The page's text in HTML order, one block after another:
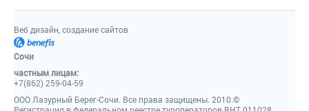
Веб дизайн, создание сайтов
Сочи
частным лицам:
+7(862) 259-04-59
ООО Лазурный Берег-Сочи. Все права защищены. 2010.©